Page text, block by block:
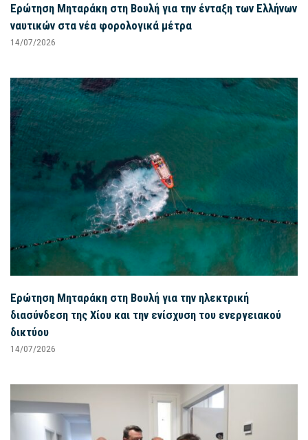
Ερώτηση Μηταράκη στη Βουλή για την ένταξη των Ελλήνων
ναυτικών στα νέα φορολογικά μέτρα
14/07/2026
Ερώτηση Μηταράκη στη Βουλή για την ηλεκτρική
διασύνδεση της Χίου και την ενίσχυση του ενεργειακού
δικτύου
14/07/2026